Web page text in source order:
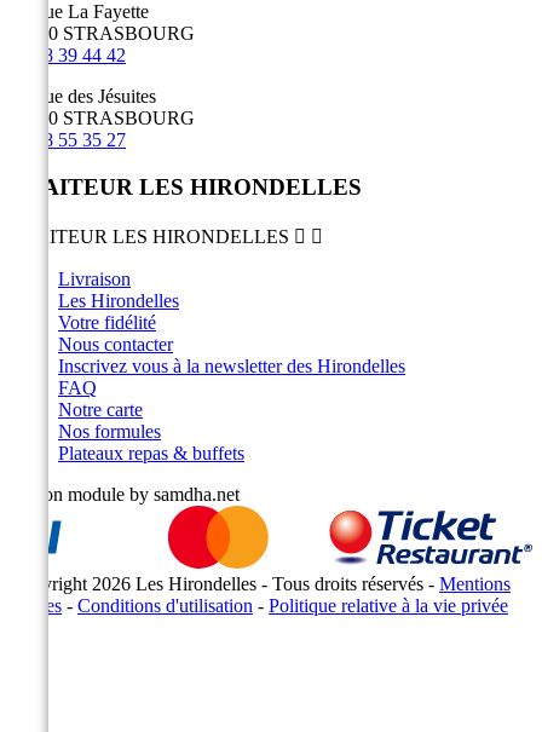
19, rue La Fayette
67100 STRASBOURG
03 88 39 44 42
84, rue des Jésuites
67100 STRASBOURG
03 88 55 35 27
TRAITEUR LES HIRONDELLES
TRAITEUR LES HIRONDELLES  
Livraison
Les Hirondelles
Votre fidélité
Nous contacter
Inscrivez vous à la newsletter des Hirondelles
FAQ
Notre carte
Nos formules
Plateaux repas & buffets
Copyright 2026 Les Hirondelles - Tous droits réservés - Mentions
légales - Conditions d'utilisation - Politique relative à la vie privée